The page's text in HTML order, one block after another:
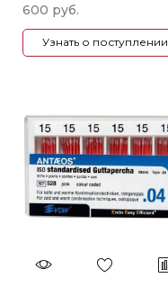
600 руб.
Узнать о поступлении